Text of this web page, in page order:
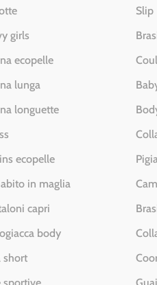
girls
ecopelle
lunga
longuette
ecopelle
in maglia
capri
body
short
Slip